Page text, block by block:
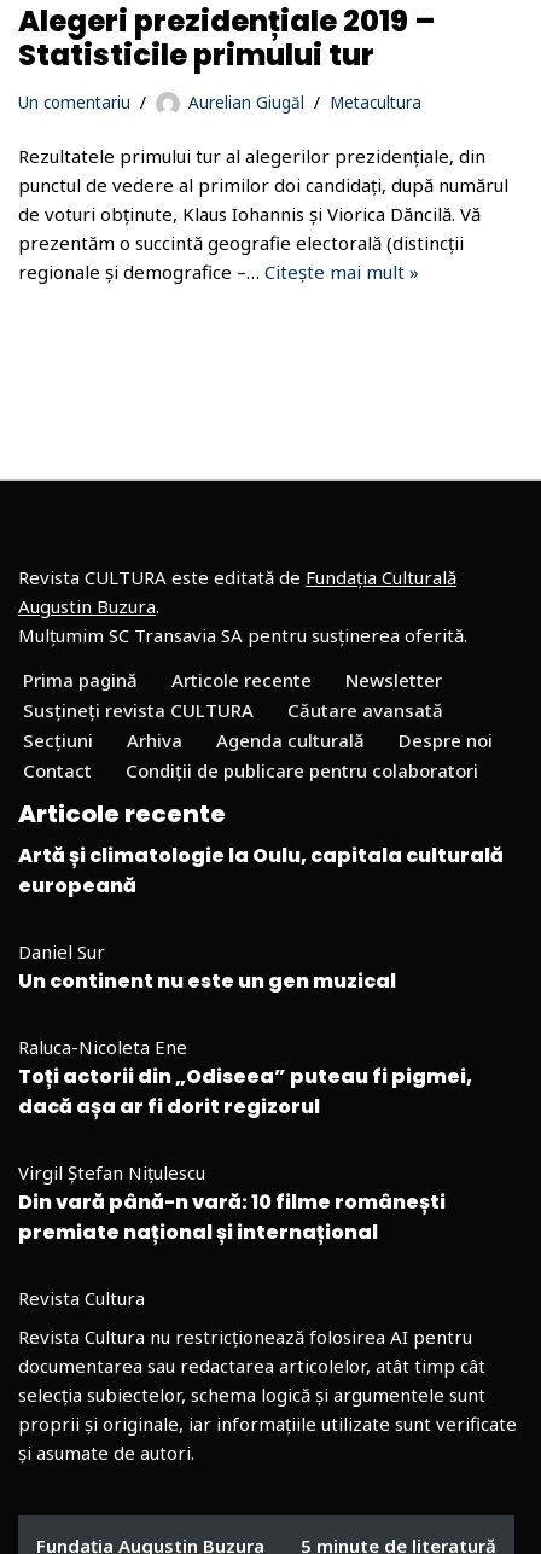
Alegeri prezidențiale 2019 –
Statisticile primului tur
Un comentariu Aurelian Giugăl Metacultura
Rezultatele primului tur al alegerilor prezidențiale, din
punctul de vedere al primilor doi candidați, după numărul
de voturi obținute, Klaus Iohannis și Viorica Dăncilă. Vă
prezentăm o succintă geografie electorală (distincții
regionale și demografice –… Citește mai mult »
Revista CULTURA este editată de Fundația Culturală
Augustin Buzura.
Mulțumim SC Transavia SA pentru susținerea oferită.
Prima pagină
Articole recente
Newsletter
Susțineți revista CULTURA
Căutare avansată
Secțiuni
Arhiva Agenda culturală
Despre noi
Contact
Condiții de publicare pentru colaboratori
Articole recente
Artă și climatologie la Oulu, capitala culturală
europeană
Daniel Sur
Un continent nu este un gen muzical
Raluca-Nicoleta Ene
Toți actorii din „Odiseea” puteau fi pigmei,
dacă așa ar fi dorit regizorul
Virgil Ștefan Nițulescu
Din vară până-n vară: 10 filme românești
premiate național și internațional
Revista Cultura
Revista Cultura nu restricționează folosirea AI pentru
documentarea sau redactarea articolelor, atât timp cât
selecția subiectelor, schema logică și argumentele sunt
proprii și originale, iar informațiile utilizate sunt verificate
și asumate de autori.
Fundația Augustin Buzura 5 minute de literatură